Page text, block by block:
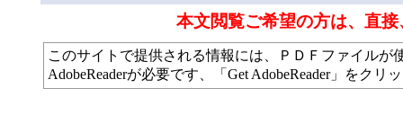
本文閲覧ご希望の方は、直
このサイトで提供される情報には、ＰＤＦファイル
AdobeReaderが必要です、「Get AdobeReader」をク